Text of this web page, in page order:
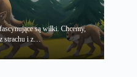
są wilki. Chcemy,
strachu i z…